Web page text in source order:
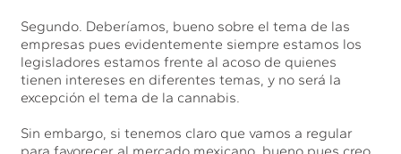
Segundo. Deberíamos, bueno sobre el tema de las
empresas pues evidentemente siempre estamos los
legisladores estamos frente al acoso de quienes
tienen intereses en diferentes temas, y no será la
excepción el tema de la cannabis.
Sin embargo, si tenemos claro que vamos a regular